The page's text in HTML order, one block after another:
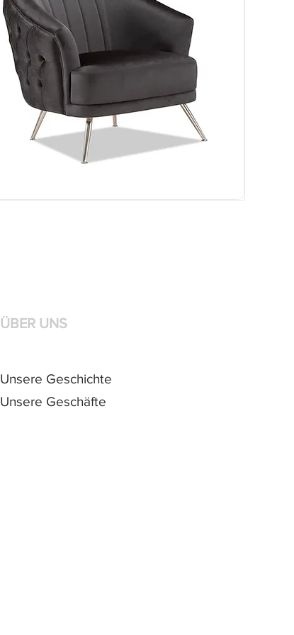
ÜBER UNS
Unsere Geschichte
Unsere Geschäfte